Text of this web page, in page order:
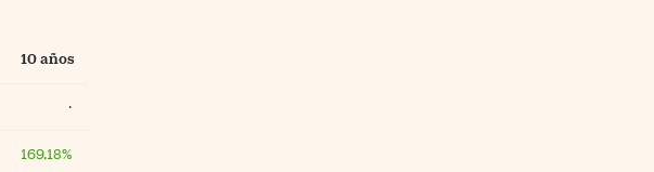
10 años
·
169,18%